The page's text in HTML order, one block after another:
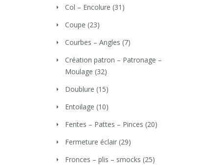
Col – Encolure (31)
Coupe (23)
Courbes – Angles (7)
Création patron – Patronage –
Moulage (32)
Doublure (15)
Entoilage (10)
Fentes – Pattes – Pinces (20)
Fermeture éclair (29)
Fronces – plis – smocks (25)